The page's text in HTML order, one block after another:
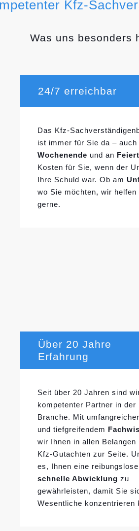
Kfz-
Was uns besonders
24/7 erreichbar
Das Kfz-
ist immer für Sie da – auch
Wochenende und an
Kosten für Sie, wenn der
Ihre Schuld war. Ob am
wo Sie möchten, wir helfen
gerne.
Über 20 Jahre
Erfahrung
Seit über 20 Jahren sind
kompetenter Partner in der
Branche. Mit
und tiefgreifendem
wir Ihnen in allen Belangen
Kfz-Gutachten zur Seite.
es, Ihnen eine reibungslose
schnelle Abwicklung zu
gewährleisten, damit Sie
Wesentliche konzentrieren